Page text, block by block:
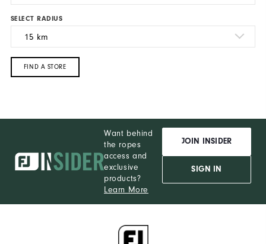
SELECT RADIUS
FIND A STORE
Want behind
the ropes
access and
exclusive
products?
Learn More
JOIN INSIDER
SIGN IN